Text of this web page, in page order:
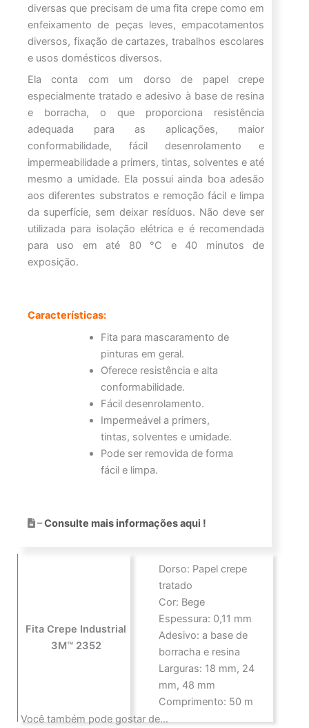
diversas que precisam de uma fita crepe como em
enfeixamento de peças leves, empacotamentos
diversos, fixação de cartazes, trabalhos escolares
e usos domésticos diversos.
Ela conta com um dorso de papel crepe
especialmente tratado e adesivo à base de resina
e borracha, o que proporciona resistência
adequada para as aplicações, maior
conformabilidade, fácil desenrolamento e
impermeabilidade a primers, tintas, solventes e até
mesmo a umidade. Ela possui ainda boa adesão
aos diferentes substratos e remoção fácil e limpa
da superfície, sem deixar resíduos. Não deve ser
utilizada para isolação elétrica e é recomendada
para uso em até 80 °C e 40 minutos de
exposição.
Características:
Fita para mascaramento de
pinturas em geral.
Oferece resistência e alta
conformabilidade.
Fácil desenrolamento.
Impermeável a primers,
tintas, solventes e umidade.
Pode ser removida de forma
fácil e limpa.
–Consulte mais informações aqui !
Fita Crepe Industrial
3M™ 2352
Dorso: Papel crepe
tratado
Cor: Bege
Espessura: 0,11 mm
Adesivo: a base de
borracha e resina
Larguras: 18 mm, 24
mm, 48 mm
Comprimento: 50 m
Você também pode gostar de…